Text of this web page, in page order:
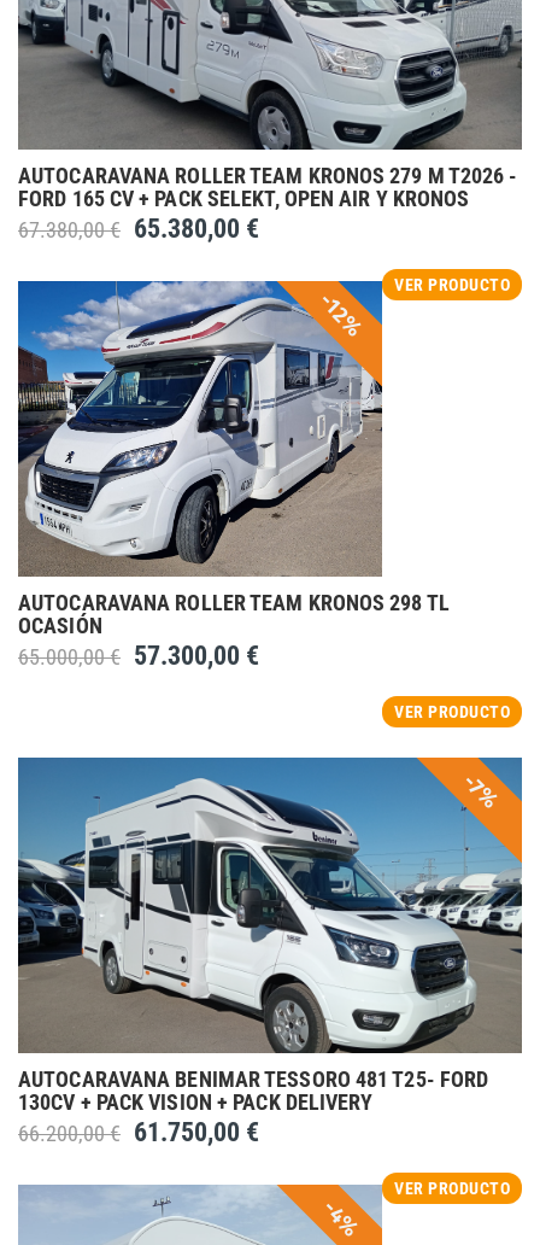
AUTOCARAVANA ROLLER TEAM KRONOS 279 M T2026 -
FORD 165 CV + PACK SELEKT, OPEN AIR Y KRONOS
67.380,00 € 65.380,00 €
VER PRODUCTO
-12%
AUTOCARAVANA ROLLER TEAM KRONOS 298 TL
OCASIÓN
65.000,00 € 57.300,00 €
VER PRODUCTO
-7%
AUTOCARAVANA BENIMAR TESSORO 481 T25- FORD
130CV + PACK VISION + PACK DELIVERY
66.200,00 € 61.750,00 €
VER PRODUCTO
-4%